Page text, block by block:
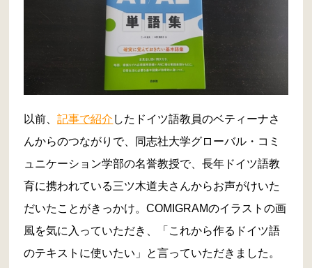
以前、記事で紹介 したドイツ語教員のベティーナさ
んからのつながりで、同志社大学グローバル・コミ
ュニケーション学部の名誉教授で、長年ドイツ語教
育に携われている三ツ木道夫さんからお声がけいた
だいたことがきっかけ。COMIGRAMのイラストの画
風を気に入っていただき、「これから作るドイツ語
のテキストに使いたい」と言っていただきました。